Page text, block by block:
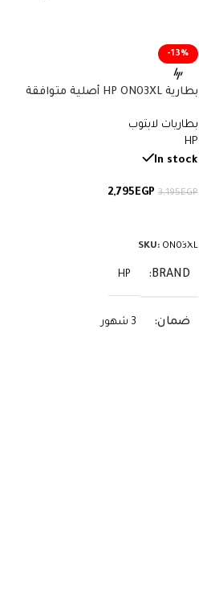
-13%
بطارية HP ON03XL أصلية متوافقة
سعة 41.7 واط/ساعة
بطاريات لابتوب
HP
In stock
3,195EGP
2,795EGP
SKU: ON03XL
BRAND
HP
ضمان 3 شهور